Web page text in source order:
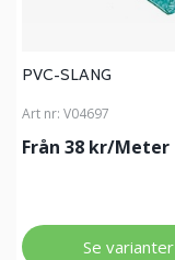
PVC-SLANG
Art nr: V04697
Från 38 kr/Meter
Se varianter